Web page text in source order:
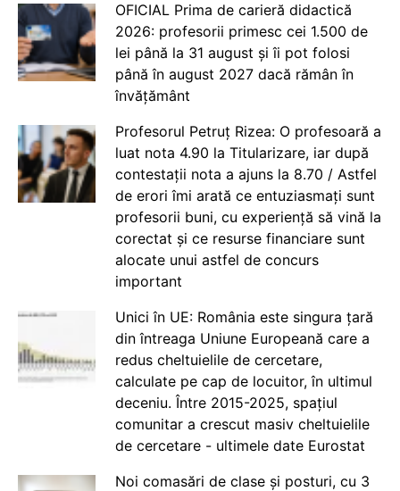
OFICIAL Prima de carieră didactică
2026: profesorii primesc cei 1.500 de
lei până la 31 august și îi pot folosi
până în august 2027 dacă rămân în
învățământ
Profesorul Petruț Rizea: O profesoară a
luat nota 4.90 la Titularizare, iar după
contestații nota a ajuns la 8.70 / Astfel
de erori îmi arată ce entuziasmați sunt
profesorii buni, cu experiență să vină la
corectat și ce resurse financiare sunt
alocate unui astfel de concurs
important
Unici în UE: România este singura țară
din întreaga Uniune Europeană care a
redus cheltuielile de cercetare,
calculate pe cap de locuitor, în ultimul
deceniu. Între 2015-2025, spațiul
comunitar a crescut masiv cheltuielile
de cercetare - ultimele date Eurostat
Noi comasări de clase și posturi, cu 3